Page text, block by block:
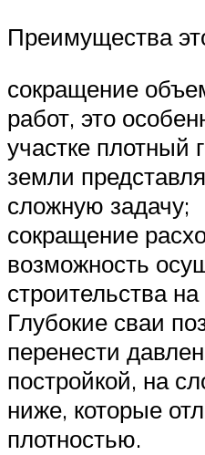
Преимущества
сокращение
работ, это
участке плотный
земли
сложную задачу;
сокращение
возможность
строительства на
Глубокие сваи
перенести
постройкой, на
ниже, которые
плотностью.